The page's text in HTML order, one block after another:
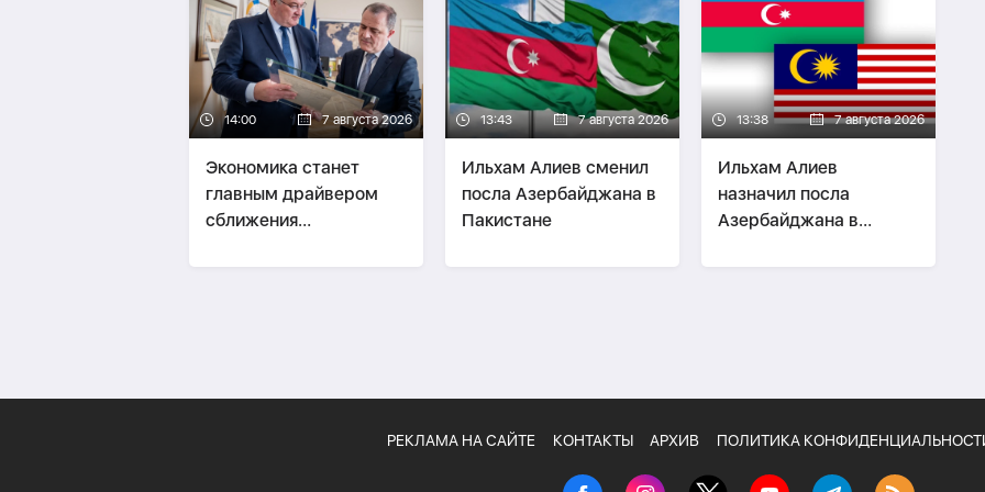
14:00 7 августа 2026
Экономика станет
главным драйвером
сближения
Украины -Эксперт о
13:43 7 августа 2026
Ильхам Алиев сменил
посла Азербайджана в
Пакистане
13:38 7 августа 2026
Ильхам Алиев
назначил посла
Азербайджана в
РЕКЛАМА НА САЙТЕ КОНТАКТЫ АРХИВ ПОЛИТИКА